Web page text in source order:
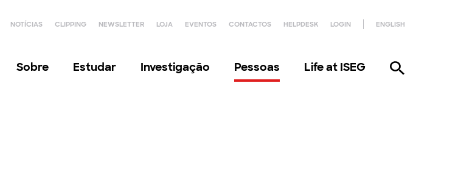
NOTÍCIAS CLIPPING NEWSLETTER LOJA EVENTOS CONTACTOS HELPDESK LOGIN ENGLISH
Sobre Estudar Investigação Pessoas Life at ISEG